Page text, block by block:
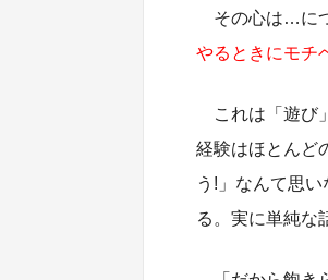
その心は…に
やるときにモチ
これは「遊び
経験はほとんど
う!」なんて思
る。実に単純な